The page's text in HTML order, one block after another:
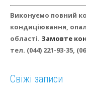
Виконуємо повний
кондиціювання,
області. Замовте
тел. (044) 221-93-35,
Свіжі записи